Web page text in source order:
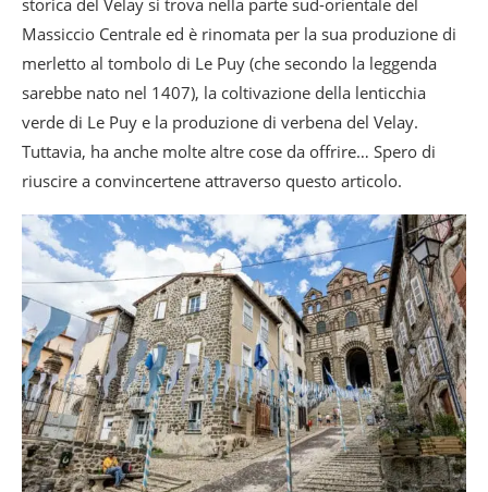
storica del Velay si trova nella parte sud-orientale del
Massiccio Centrale ed è rinomata per la sua produzione di
merletto al tombolo di Le Puy (che secondo la leggenda
sarebbe nato nel 1407), la coltivazione della lenticchia
verde di Le Puy e la produzione di verbena del Velay.
Tuttavia, ha anche molte altre cose da offrire… Spero di
riuscire a convincertene attraverso questo articolo.